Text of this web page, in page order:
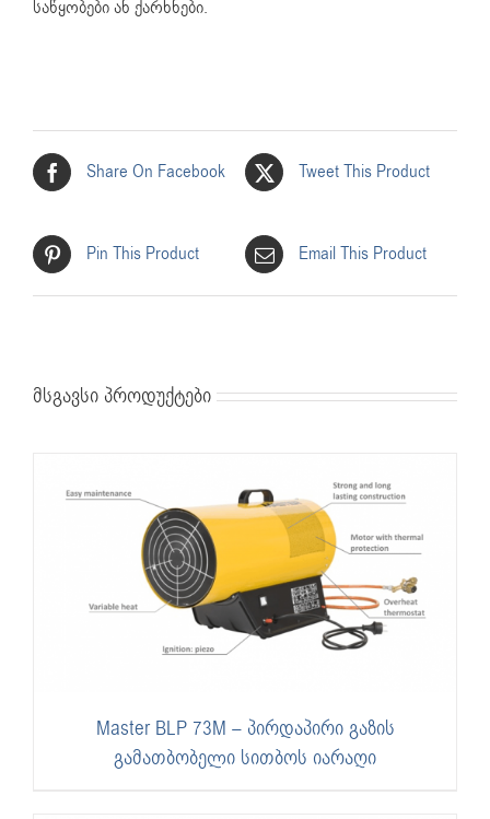
საწყობები ან ქარხნები.
Share On Facebook Tweet This Product
Pin This Product Email This Product
მსგავსი პროდუქტები
Master BLP 73M – პირდაპირი გაზის
გამათბობელი სითბოს იარაღი